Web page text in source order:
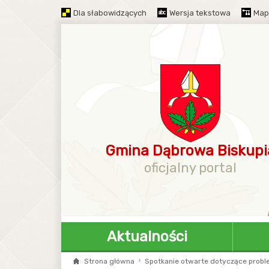
Dla słabowidzących Wersja tekstowa
Gmina Dąbrowa
oficjalny portal
Aktualności
Strona główna Spotkanie otwarte dotyczące